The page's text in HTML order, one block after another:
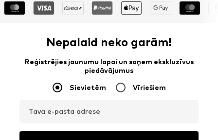
Nepalaid neko garām!
Reģistrējies jaunumu lapai un saņem ekskluzīvus
piedāvājumus
Sievietēm Vīriešiem
Tava e-pasta adrese